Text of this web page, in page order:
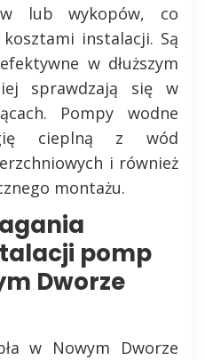
lub wykopów, co
instalacji. Są
w dłuższym
sprawdzają się w
Pompy wodne
cieplną z wód
i również
montażu.
pomp
Dworze
w Nowym Dworze